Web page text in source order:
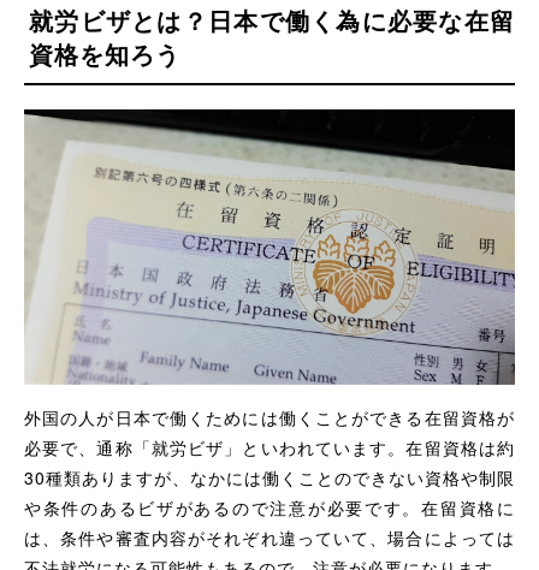
就労ビザとは？日本で働く為に必要な在留
資格を知ろう
外国の人が日本で働くためには働くことができる在留資格が
必要で、通称「就労ビザ」といわれています。在留資格は約
30種類ありますが、なかには働くことのできない資格や制限
や条件のあるビザがあるので注意が必要です。在留資格に
は、条件や審査内容がそれぞれ違っていて、場合によっては